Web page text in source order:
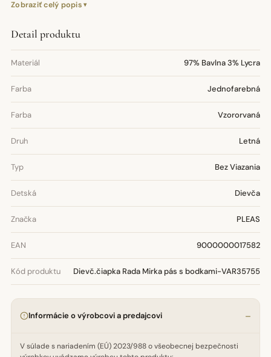
Zobraziť celý popis
Detail produktu
Materiál 97% Bavlna 3% Lycra
Farba Jednofarebná
Farba Vzororvaná
Druh Letná
Typ Bez Viazania
Detská Dievča
Značka PLEAS
EAN 9000000017582
Kód produktu Dievč.čiapka Rada Mirka pás s bodkami-VAR35755
Informácie o výrobcovi a predajcovi
V súlade s nariadením (EÚ) 2023/988 o všeobecnej bezpečnosti